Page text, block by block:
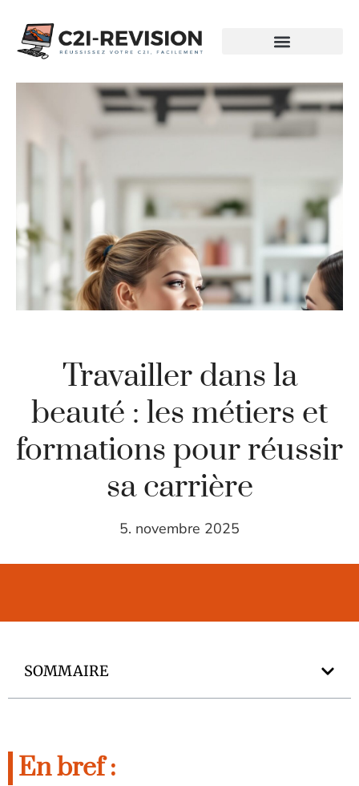
Travailler dans la
beauté : les métiers et
formations pour réussir
sa carrière
5. novembre 2025
SOMMAIRE
En bref :